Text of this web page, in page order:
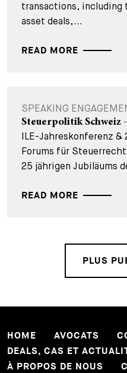
transactions,
asset deals,...
READ MORE
SPEAKING
Steuerpolitik Schweiz
ILE-Jahreskonferenz &
Forums für
25 jährigen Jubiläums
READ MORE
PLUS
HOME AVOCATS
DEALS, CAS ET
À PROPOS DE NOUS